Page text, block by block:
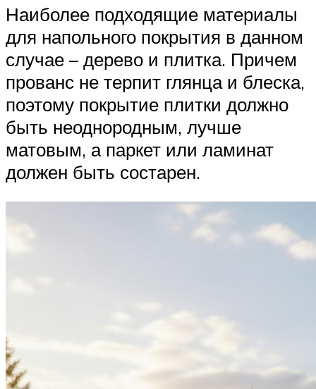
Наиболее подходящие материалы
для напольного покрытия в данном
случае – дерево и плитка. Причем
прованс не терпит глянца и блеска,
поэтому покрытие плитки должно
быть неоднородным, лучше
матовым, а паркет или ламинат
должен быть состарен.